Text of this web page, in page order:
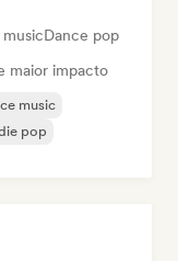
Dance pop
maior impacto
music
pop